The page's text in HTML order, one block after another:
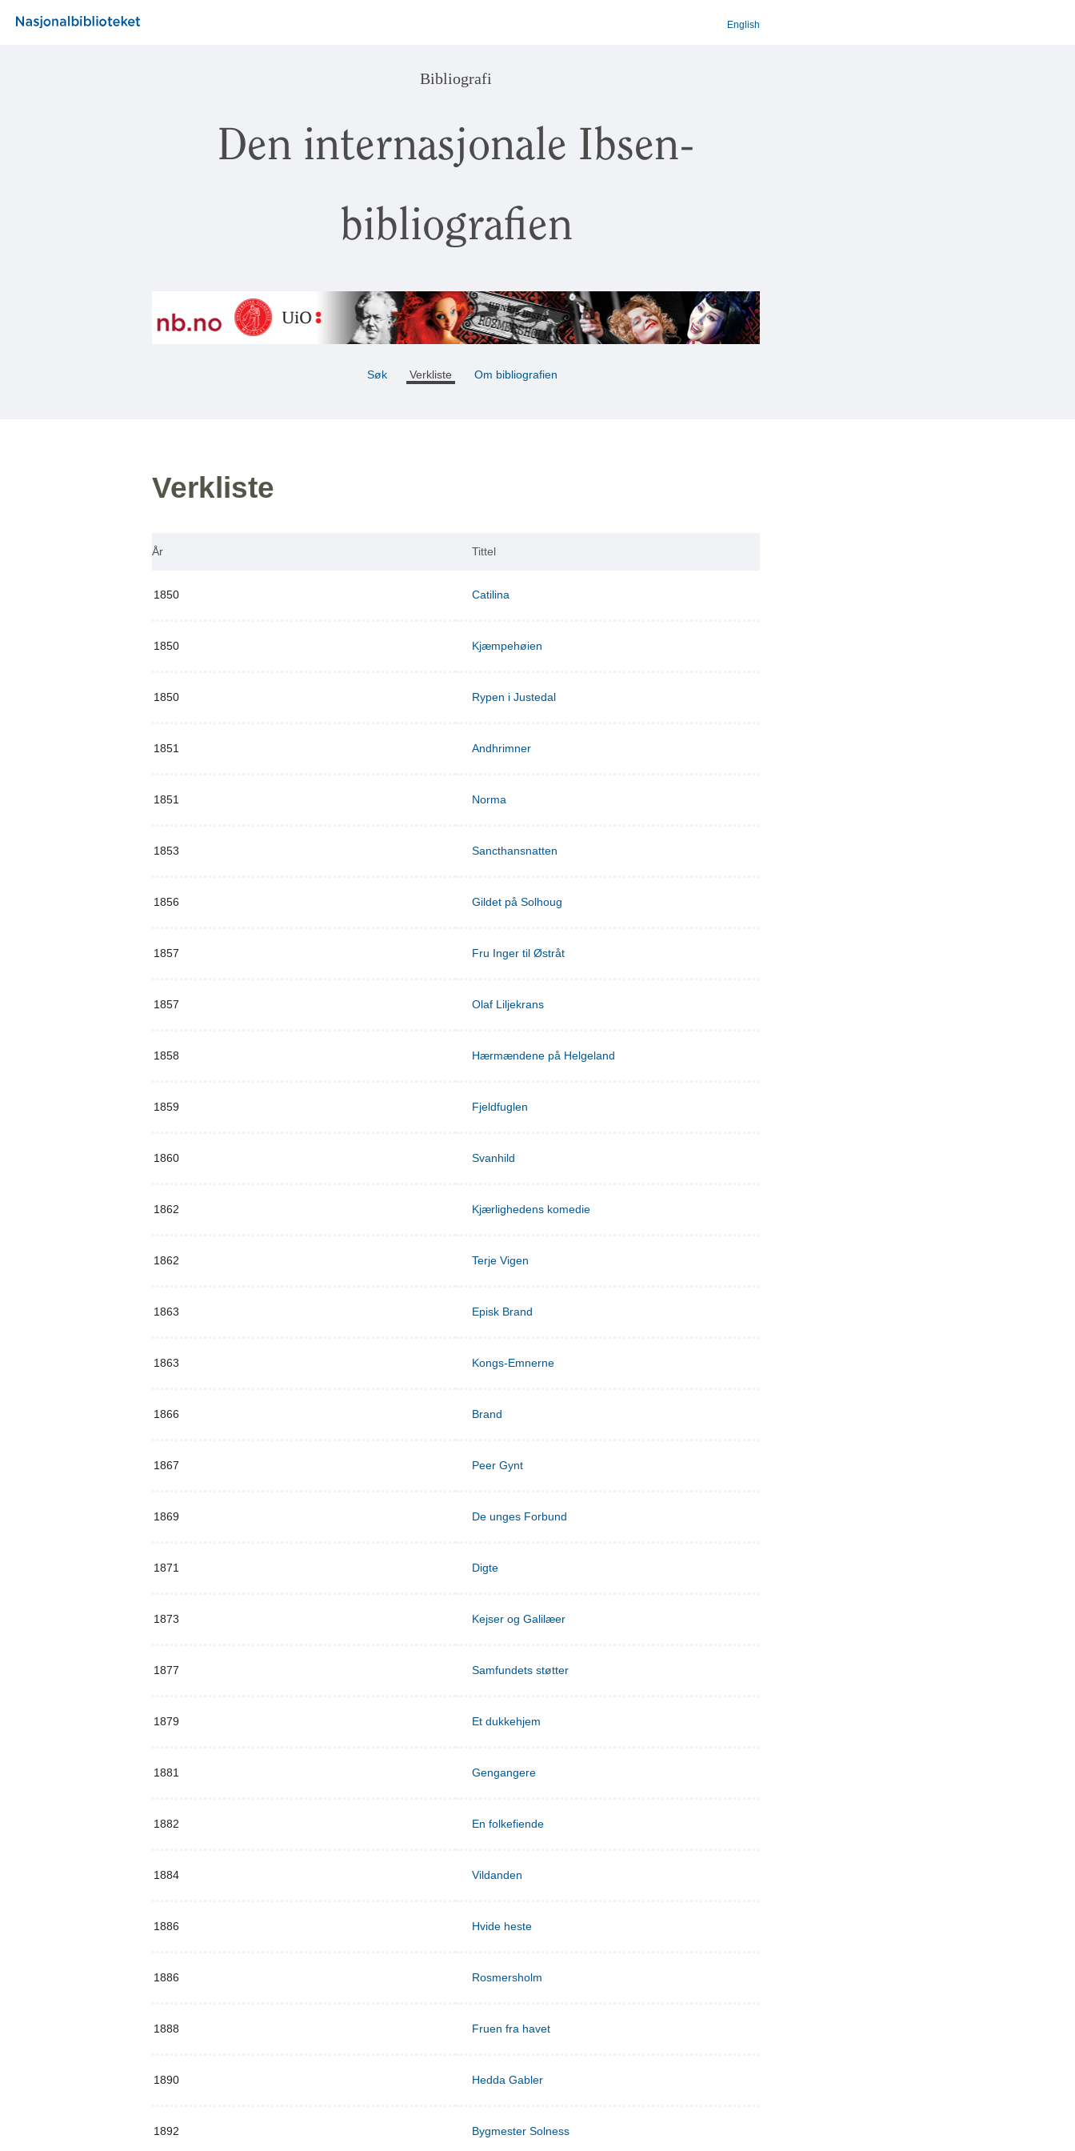
English
Bibliografi
Den internasjonale Ibsen-
bibliografien
Søk Verkliste Om bibliografien
Verkliste
År Tittel
1850 Catilina
1850 Kjæmpehøien
1850 Rypen i Justedal
1851 Andhrimner
1851 Norma
1853 Sancthansnatten
1856 Gildet på Solhoug
1857 Fru Inger til Østråt
1857 Olaf Liljekrans
1858 Hærmændene på Helgeland
1859 Fjeldfuglen
1860 Svanhild
1862 Kjærlighedens komedie
1862 Terje Vigen
1863 Episk Brand
1863 Kongs-Emnerne
1866 Brand
1867 Peer Gynt
1869 De unges Forbund
1871 Digte
1873 Kejser og Galilæer
1877 Samfundets støtter
1879 Et dukkehjem
1881 Gengangere
1882 En folkefiende
1884 Vildanden
1886 Hvide heste
1886 Rosmersholm
1888 Fruen fra havet
1890 Hedda Gabler
1892 Bygmester Solness